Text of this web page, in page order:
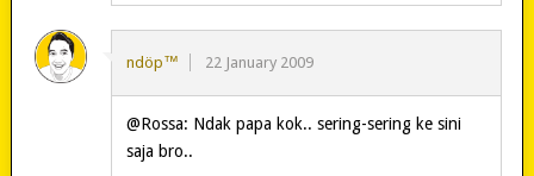
ndöp™ 22 January 2009
@Rossa: Ndak papa kok.. sering-sering ke sini
saja bro..